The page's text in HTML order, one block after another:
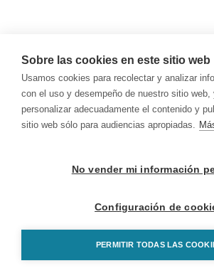
Sobre las cookies en este sitio web
Usamos cookies para recolectar y analizar
con el uso y desempeño de nuestro sitio web,
personalizar adecuadamente el contenido y
sitio web sólo para audiencias apropiadas.
No vender mi información
Configuración de
PERMITIR TODAS LAS